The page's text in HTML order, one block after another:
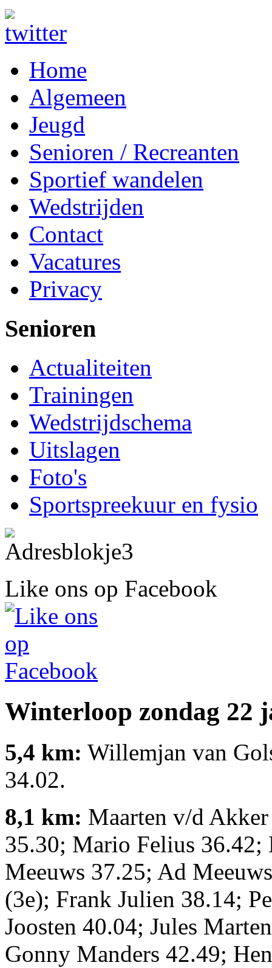
Home
Algemeen
Jeugd
Senioren / Recreanten
Sportief wandelen
Wedstrijden
Contact
Vacatures
Privacy
Senioren
Actualiteiten
Trainingen
Wedstrijdschema
Uitslagen
Foto's
Sportspreekuur en fysio
Like ons op Facebook
Winterloop zondag 22
5,4 km: Willemjan van
34.02.
8,1 km: Maarten v/d
35.30; Mario Felius 36.42;
Meeuws 37.25; Ad
(3e); Frank Julien 38.14;
Joosten 40.04; Jules
Gonny Manders 42.49;